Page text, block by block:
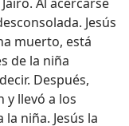
Jesús
muerto, está
de la niña
Después,
y llevó a los
niña. Jesús la